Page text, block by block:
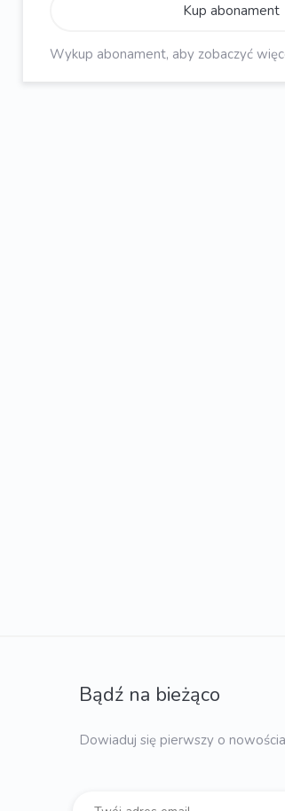
Kup abonament
Wykup abonament, aby zobaczyć
Bądź na bieżąco
Dowiaduj się pierwszy o